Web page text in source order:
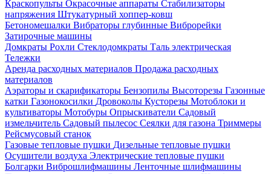
Краскопульты Окрасочные аппараты Стабилизаторы
напряжения Штукатурный хоппер-ковш
Бетономешалки Вибраторы глубинные Виброрейки
Затирочные машины
Домкраты Рохли Стеклодомкраты Таль электрическая
Тележки
Аренда расходных материалов Продажа расходных
материалов
Аэраторы и скарификаторы Бензопилы Высоторезы Газонные
катки Газонокосилки Дровоколы Кусторезы Мотоблоки и
культиваторы Мотобуры Опрыскиватели Садовый
измельчитель Садовый пылесос Сеялки для газона Триммеры
Рейсмусовый станок
Газовые тепловые пушки Дизельные тепловые пушки
Осушители воздуха Электрические тепловые пушки
Болгарки Виброшлифмашины Ленточные шлифмашины